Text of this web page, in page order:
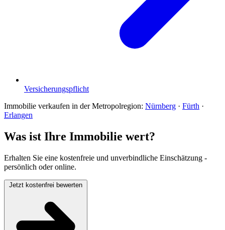
Versicherungspflicht
Immobilie verkaufen in der Metropolregion: Nürnberg · Fürth ·
Erlangen
Was ist Ihre Immobilie wert?
Erhalten Sie eine kostenfreie und unverbindliche Einschätzung -
persönlich oder online.